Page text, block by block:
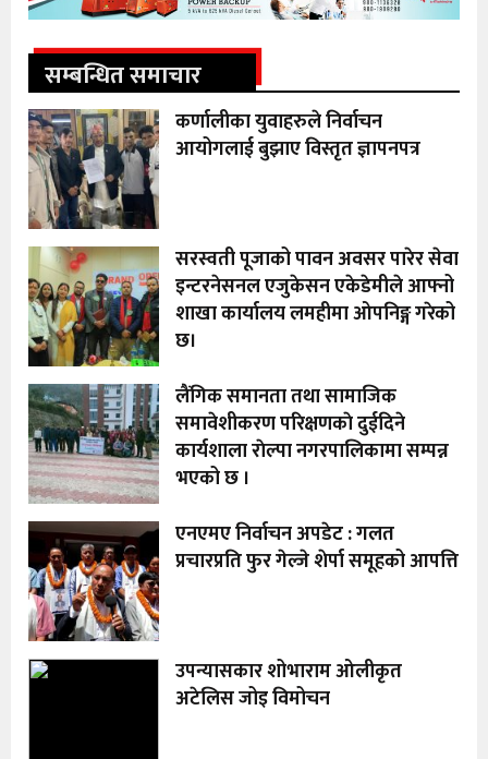
सम्बन्धित समाचार
कर्णालीका युवाहरुले निर्वाचन
आयोगलाई बुझाए विस्तृत ज्ञापनपत्र
सरस्वती पूजाको पावन अवसर पारेर सेवा
इन्टरनेसनल एजुकेसन एकेडेमीले आफ्नो
शाखा कार्यालय लमहीमा ओपनिङ्ग गरेको
छ।
लैंगिक समानता तथा सामाजिक
समावेशीकरण परिक्षणकाे दुईदिने
कार्यशाला राेल्पा नगरपालिकामा सम्पन्न
भएको छ ।
एनएमए निर्वाचन अपडेट : गलत
प्रचारप्रति फुर गेल्जे शेर्पा समूहको आपत्ति
उपन्यासकार शोभाराम ओलीकृत
अटेलिस जोइ विमोचन